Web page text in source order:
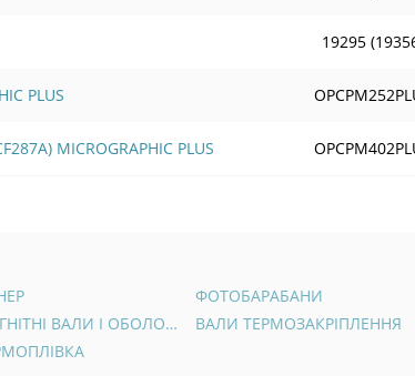
19295
PLUS
MICROGRAPHIC PLUS
ФОТОБАРАБАНИ
МАГНІТНІ ВАЛИ І ОБОЛОНКИ
ВАЛИ ТЕРМОЗАКРІПЛЕННЯ